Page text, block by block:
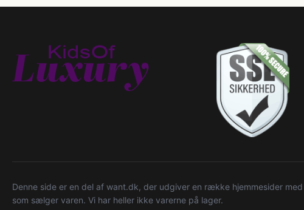
Denne side er en del af want.dk, der udgiver en række hjemmesider
som sælger varen. Vi har heller ikke varerne på lager.